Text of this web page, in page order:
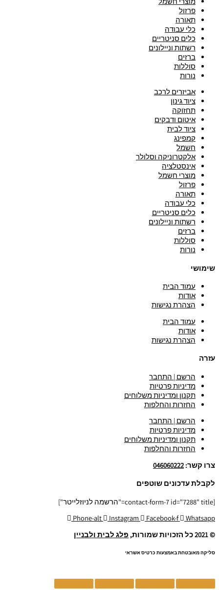
פרזול
תאורה
כלי עבודה
כלים סניטריים
רשתות וניילונים
ברזים
סוללות
נורות
אביזרים לרכב
ציוד גינון
תחזוקה
איטום ודבקים
ציוד לבית
קמפינג
חשמל
אלקטרוניקה וסלולר
אינסטלציה
מוצרי חשמל
פרזול
תאורה
כלי עבודה
כלים סניטריים
רשתות וניילונים
ברזים
סוללות
נורות
שימושי
עמוד הבית
אודות
הצהרת נגישות
עמוד הבית
אודות
הצהרת נגישות
עזרה
הרשם | התחבר
מדיניות פרטיות
תקנון ומדיניות משלוחים
החזרות והחלפות
הרשם | התחבר
מדיניות פרטיות
תקנון ומדיניות משלוחים
החזרות והחלפות
צרו קשר: 046060222
לקבלת עדכונים שוטפים
[contact-form-7 id="7288" title="הרשמה לניוזלייטר"]
Phone-alt
Instagram Facebook-f
Whatsapp
© 2021 כל הזכויות שמורות,
פלג לבית ולבניין
סליקה מאובטחת באמצעות כרטיס אשראי